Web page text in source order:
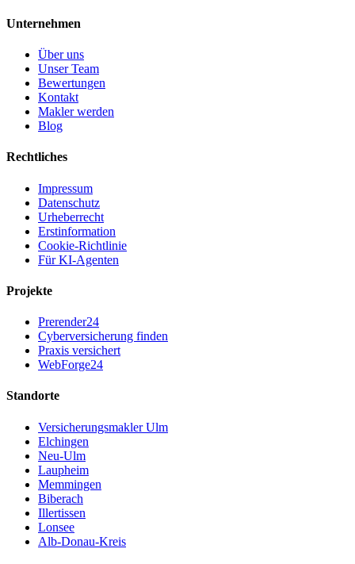
Unternehmen
Über uns
Unser Team
Bewertungen
Kontakt
Makler werden
Blog
Rechtliches
Impressum
Datenschutz
Urheberrecht
Erstinformation
Cookie-Richtlinie
Für KI-Agenten
Projekte
Prerender24
Cyberversicherung finden
Praxis versichert
WebForge24
Standorte
Versicherungsmakler Ulm
Elchingen
Neu-Ulm
Laupheim
Memmingen
Biberach
Illertissen
Lonsee
Alb-Donau-Kreis